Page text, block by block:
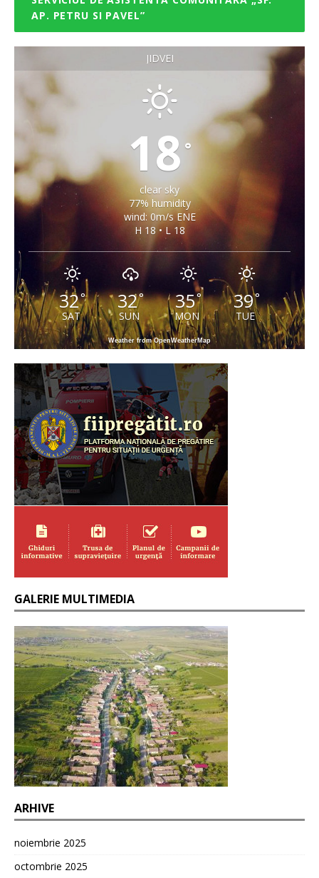
AP. PETRU SI PAVEL”
JIDVEI
18 °
clear sky
77% humidity
wind: 0m/s ENE
H 18 • L 18
32°
SAT
32°
SUN
35°
MON
39°
TUE
Weather from OpenWeatherMap
GALERIE MULTIMEDIA
ARHIVE
noiembrie 2025
octombrie 2025